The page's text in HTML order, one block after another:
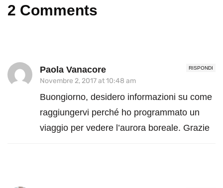
2 Comments
RISPONDI
Paola Vanacore
Novembre 2, 2017 at 10:48 am
Buongiorno, desidero informazioni su come
raggiungervi perché ho programmato un
viaggio per vedere l’aurora boreale. Grazie